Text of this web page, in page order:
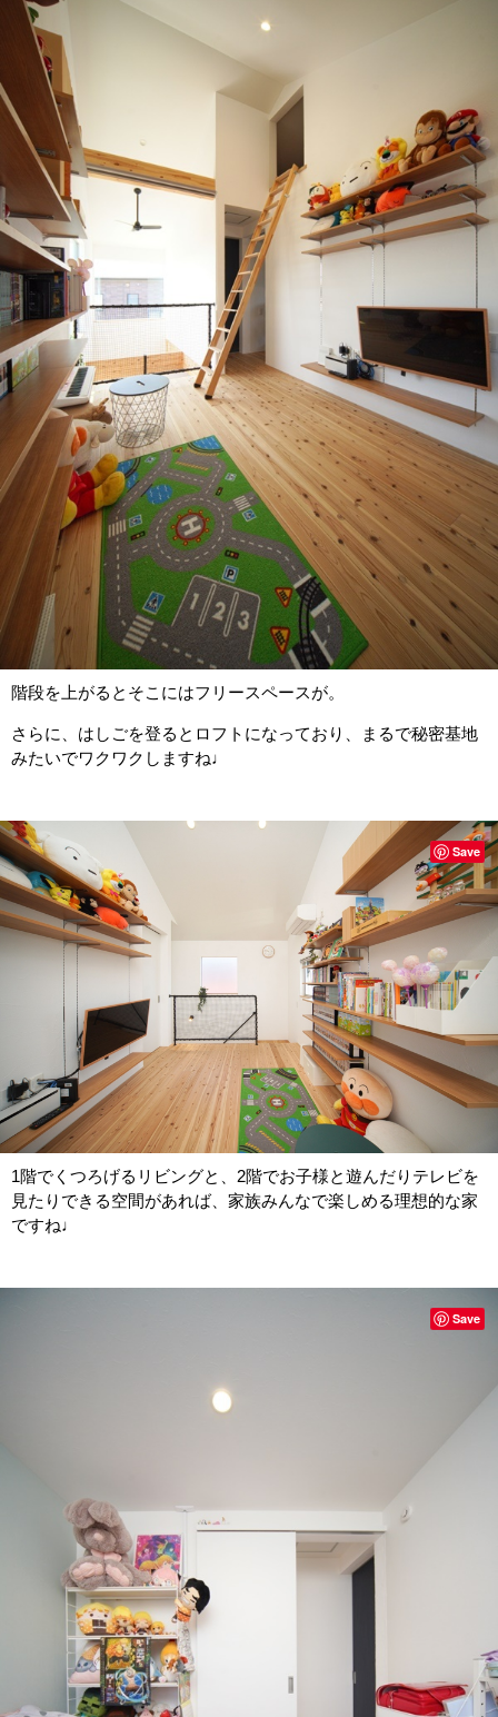
階段を上がるとそこにはフリースペースが。
さらに、はしごを登るとロフトになっており、まるで秘密基地
みたいでワクワクしますね♩
1階でくつろげるリビングと、2階でお子様と遊んだりテレビを
見たりできる空間があれば、家族みんなで楽しめる理想的な家
ですね♩
Save
Save